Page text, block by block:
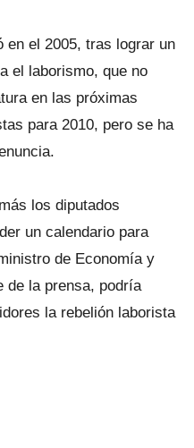
en el 2005, tras lograr un
el laborismo, que no
en las próximas
para 2010, pero se ha
los diputados
un calendario para
de Economía y
de la prensa, podría
la rebelión laborista